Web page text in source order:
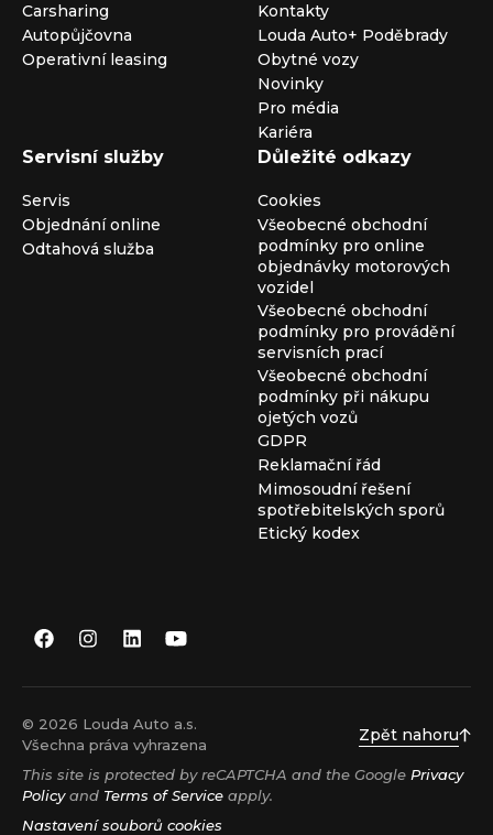
Carsharing
Autopůjčovna
Operativní leasing
Kontakty
Louda Auto+ Poděbrady
Obytné vozy
Novinky
Pro média
Kariéra
Servisní služby
Servis
Objednání online
Odtahová služba
Důležité odkazy
Cookies
Všeobecné obchodní
podmínky pro online
objednávky motorových
vozidel
Všeobecné obchodní
podmínky pro provádění
servisních prací
Všeobecné obchodní
podmínky při nákupu
ojetých vozů
GDPR
Reklamační řád
Mimosoudní řešení
spotřebitelských sporů
Etický kodex
© 2026 Louda Auto a.s.
Všechna práva vyhrazena
Zpět nahoru
This site is protected by reCAPTCHA and the Google Privacy
Policyand Terms of Service apply.
Nastavení souborů cookies